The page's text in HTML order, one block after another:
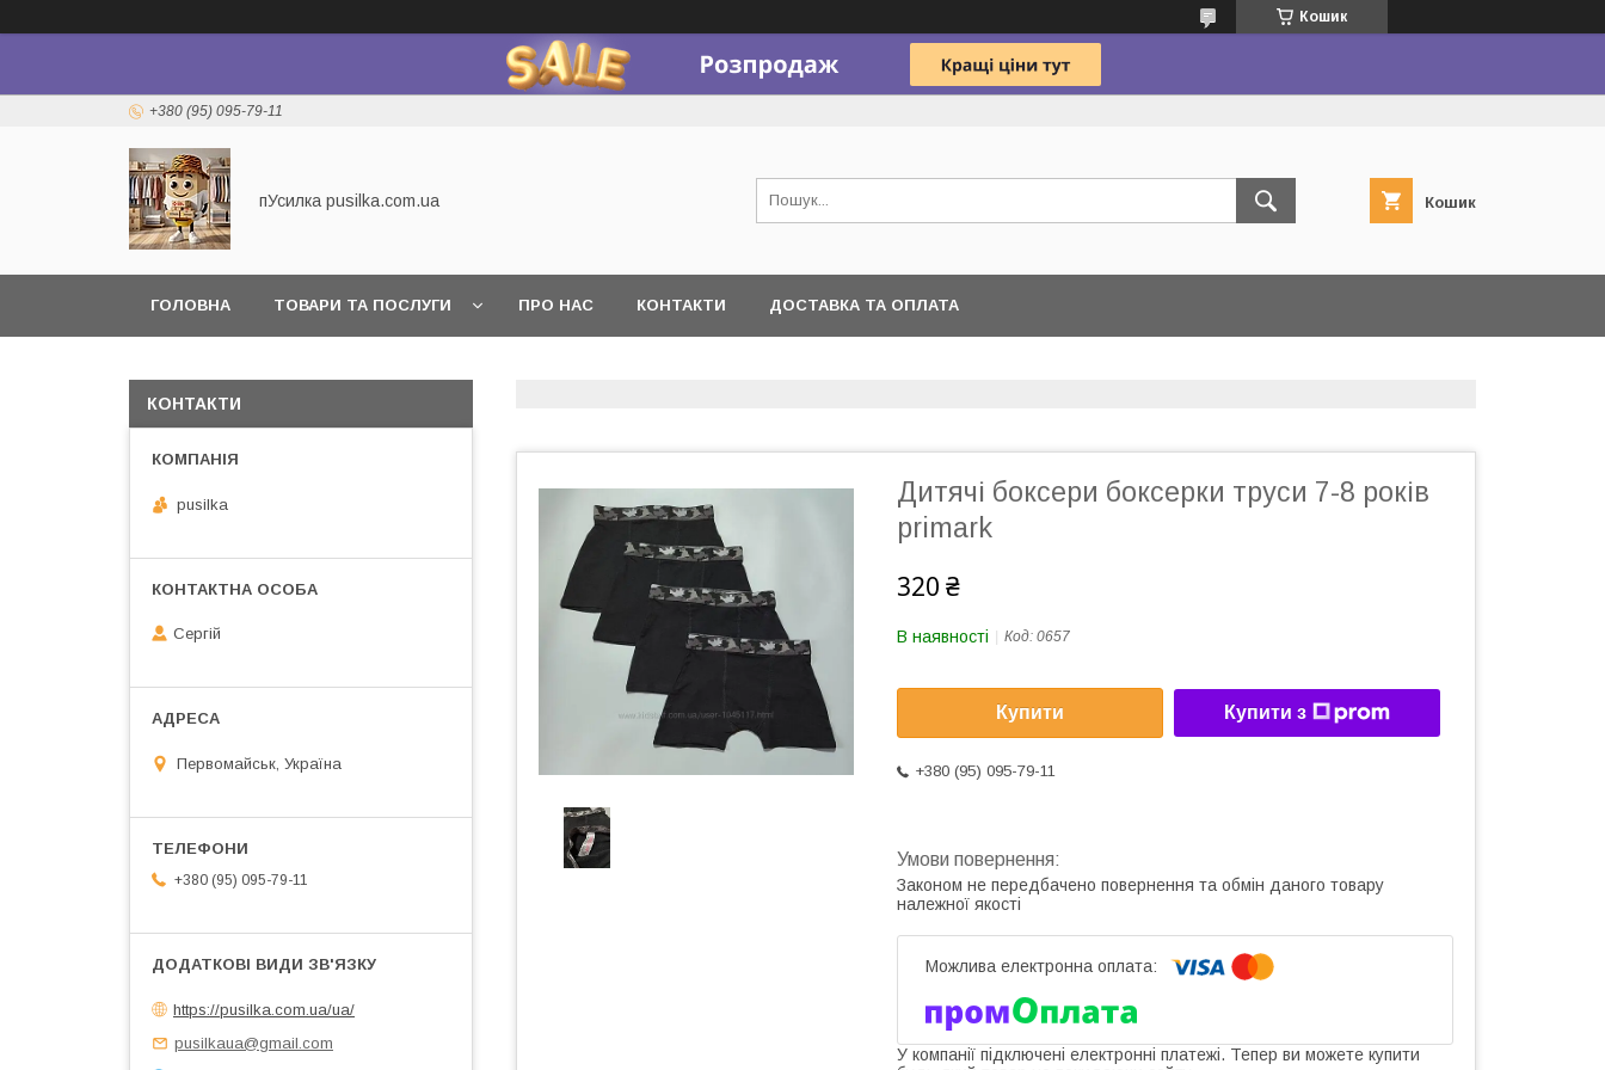
Кошик
+380 (95) 095-79-11
пУсилка pusilka.com.ua Кошик
ГОЛОВНА ТОВАРИ ТА ПОСЛУГИ ПРО НАС КОНТАКТИ ДОСТАВКА ТА ОПЛАТА
Дитячі боксери боксерки труси 7-8 років
primark
320 ₴
В наявності Код: 0657
Купити Купити з
+380 (95) 095-79-11
Законом не передбачено повернення та обмін даного товару
належної якості
У компанії підключені електронні платежі. Тепер ви можете купити
КОНТАКТИ
pusilka
Сергій
Первомайськ, Україна
+380 (95) 095-79-11
https://pusilka.com.ua/ua/
pusilkaua@gmail.com